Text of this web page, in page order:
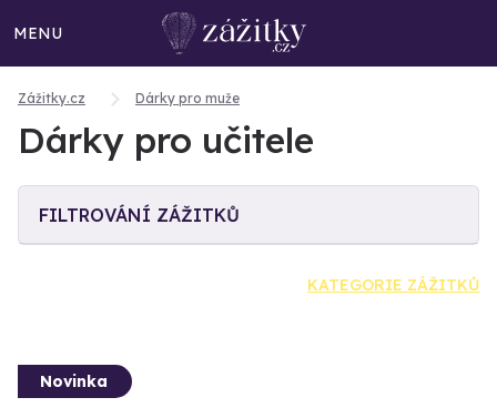
MENU
Zážitky.cz Dárky pro muže
Dárky pro učitele
FILTROVÁNÍ ZÁŽITKŮ
KATEGORIE ZÁŽITKŮ
Novinka